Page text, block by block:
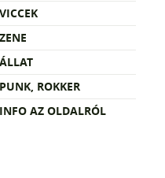
VICCEK
ZENE
ÁLLAT
PUNK, ROKKER
INFO AZ OLDALRÓL